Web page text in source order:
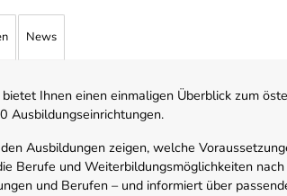
News
Ihnen einen einmaligen Überblick zum
Ausbildungseinrichtungen.
Ausbildungen zeigen, welche
Berufe und Weiterbildungsmöglichkeiten
und Berufen – und informiert über